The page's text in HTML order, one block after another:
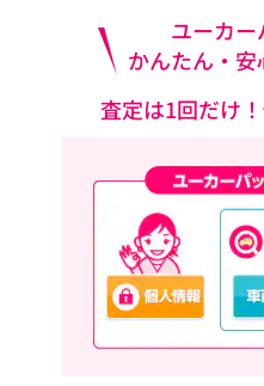
ユーカー
かんたん・
査定は1回だけ